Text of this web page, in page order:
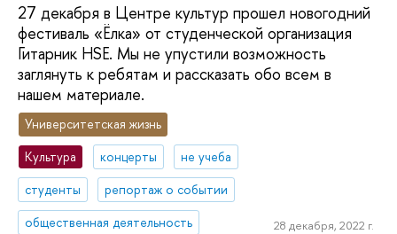
27 декабря в Центре культур прошел новогодний
фестиваль «Ёлка» от студенческой организация
Гитарник HSE. Мы не упустили возможность
заглянуть к ребятам и рассказать обо всем в
нашем материале.
Университетская жизнь
Культура
концерты
не учеба
студенты
репортаж о событии
общественная деятельность
28 декабря, 2022 г.